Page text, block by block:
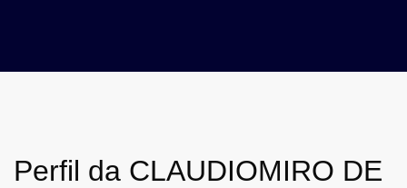
Perfil da CLAUDIOMIRO DE